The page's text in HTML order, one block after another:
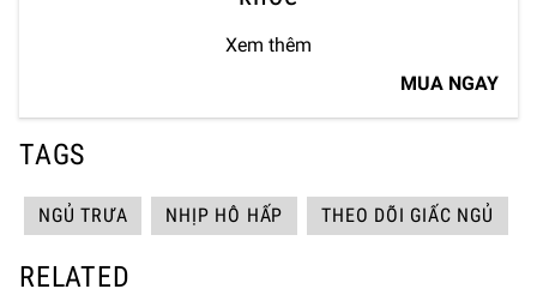
Xem thêm
MUA NGAY
TAGS
NGỦ TRƯA NHỊP HÔ HẤP THEO DÕI GIẤC NGỦ
RELATED